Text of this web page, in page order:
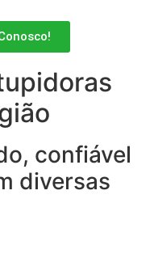
confiável
diversas